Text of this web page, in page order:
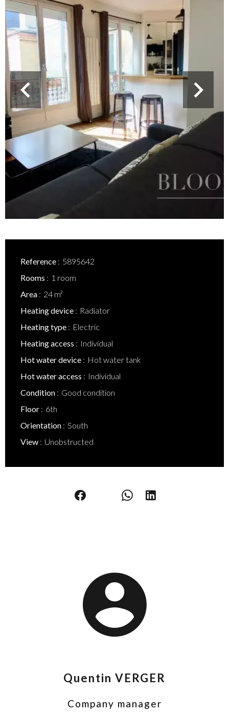
Reference
5895642
Rooms
1 room
Area
24 m²
Heating device
Radiator
Heating type
Electric
Heating access
Individual
Hot water device
Hot water tank
Hot water access
Individual
Condition
Good condition
Floor
6th
Orientation
South
View
Unobstructed
Quentin VERGER
Company manager